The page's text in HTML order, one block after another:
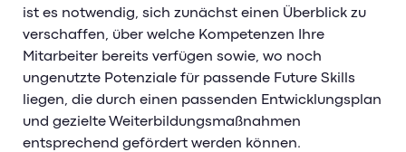
ist es notwendig, sich zunächst einen Überblick zu
verschaffen, über welche Kompetenzen Ihre
Mitarbeiter bereits verfügen sowie, wo noch
ungenutzte Potenziale für passende Future Skills
liegen, die durch einen passenden Entwicklungsplan
und gezielte Weiterbildungsmaßnahmen
entsprechend gefördert werden können.